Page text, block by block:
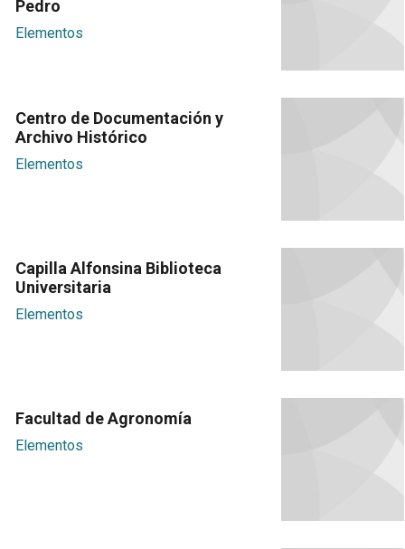
Pedro
Elementos
Centro de Documentación y
Archivo Histórico
Elementos
Capilla Alfonsina Biblioteca
Universitaria
Elementos
Facultad de Agronomía
Elementos